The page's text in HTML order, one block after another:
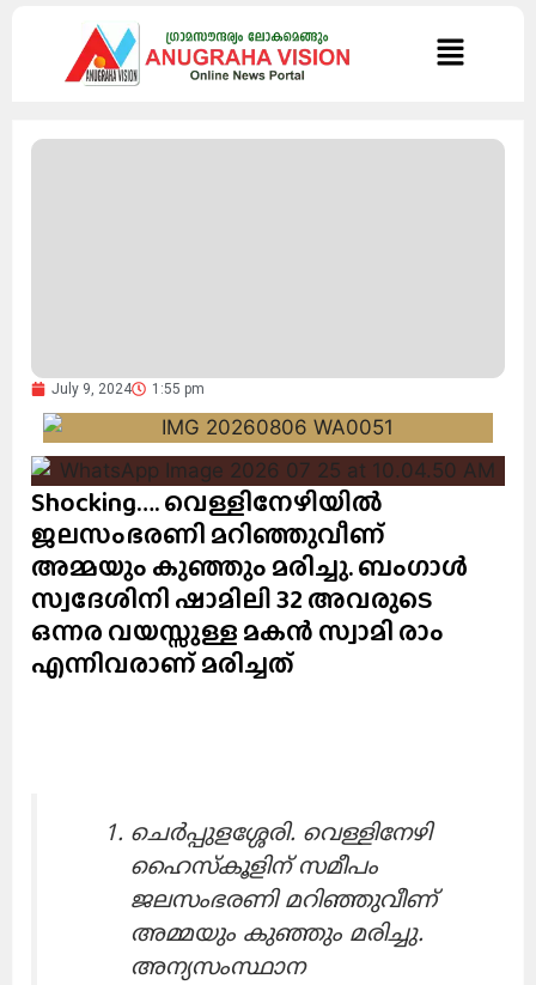
July 9, 2024 1:55 pm
Shocking…. വെള്ളിനേഴിയിൽ
ജലസംഭരണി മറിഞ്ഞുവീണ്
അമ്മയും കുഞ്ഞും മരിച്ചു. ബംഗാൾ
സ്വദേശിനി ഷാമിലി 32 അവരുടെ
ഒന്നര വയസ്സുള്ള മകൻ സ്വാമി രാം
എന്നിവരാണ് മരിച്ചത്
ചെർപ്പുളശ്ശേരി. വെള്ളിനേഴി
ഹൈസ്കൂളിന് സമീപം
ജലസംഭരണി മറിഞ്ഞുവീണ്
അമ്മയും കുഞ്ഞും മരിച്ചു.
അന്യസംസ്ഥാന